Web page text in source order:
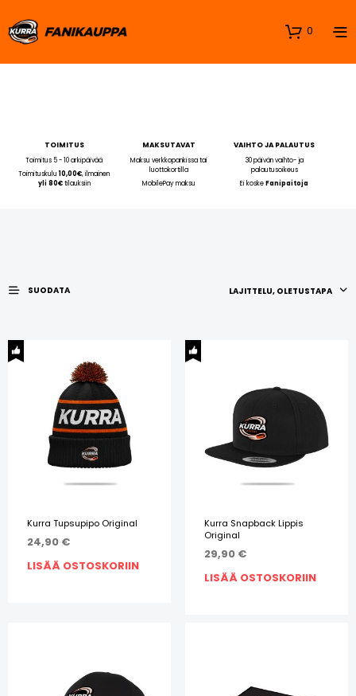
0
TOIMITUS
Toimitus 5 - 10 arkipäivää
Toimituskulu10,00€, ilmainen
yli 80€tilauksiin
MAKSUTAVAT
Maksu verkkopankissa tai
luottokortilla
MobilePay maksu
VAIHTO JA PALAUTUS
30 päivän vaihto- ja
palautusoikeus
Ei koskeFanipaitoja
SUODATA LAJITTELU, OLETUSTAPA
Kurra Tupsupipo Original
24,90 €
LISÄÄ OSTOSKORIIN
Kurra Snapback Lippis
Original
29,90 €
LISÄÄ OSTOSKORIIN